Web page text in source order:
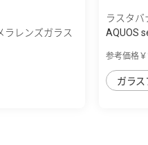
ラレンズガラス
ラスタバ
AQUOS
参考価格
ガラス